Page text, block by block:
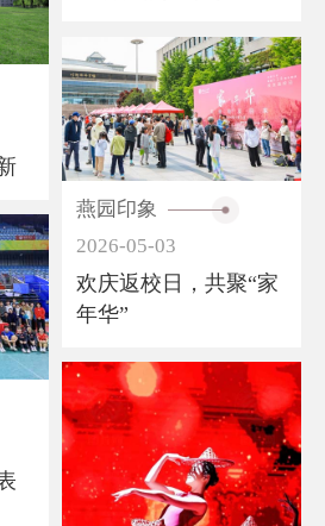
燕园印象
2026-05-03
欢庆返校日，共聚“家
年华”